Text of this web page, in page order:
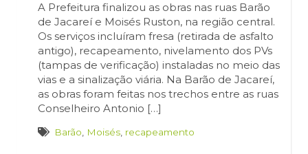
A Prefeitura finalizou as obras nas ruas Barão
de Jacareí e Moisés Ruston, na região central.
Os serviços incluíram fresa (retirada de asfalto
antigo), recapeamento, nivelamento dos PVs
(tampas de verificação) instaladas no meio das
vias e a sinalização viária. Na Barão de Jacareí,
as obras foram feitas nos trechos entre as ruas
Conselheiro Antonio […]
Barão Moisés recapeamento